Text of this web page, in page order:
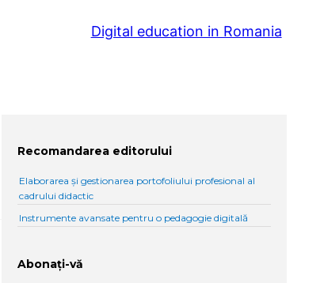
Digital education in Romania
Recomandarea editorului
Elaborarea și gestionarea portofoliului profesional al
cadrului didactic
Instrumente avansate pentru o pedagogie digitală
Abonați-vă